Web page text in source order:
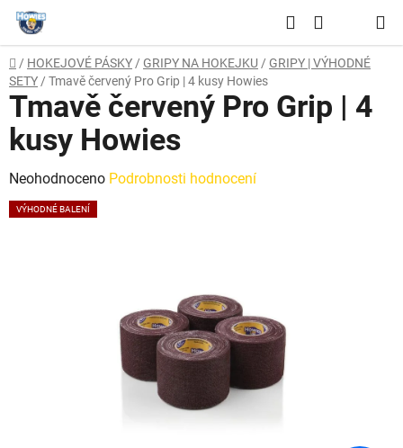
Přejít
obsah
Hledat
KOŠÍK
Domů
/ HOKEJOVÉ PÁSKY / GRIPY NA HOKEJKU / GRIPY | VÝHODNÉ
SETY / Tmavě červený Pro Grip | 4 kusy Howies
Tmavě červený Pro Grip | 4
kusy Howies
Průměrné
hodnocení
Neohodnoceno Podrobnosti hodnocení
VÝHODNÉ BALENÍ